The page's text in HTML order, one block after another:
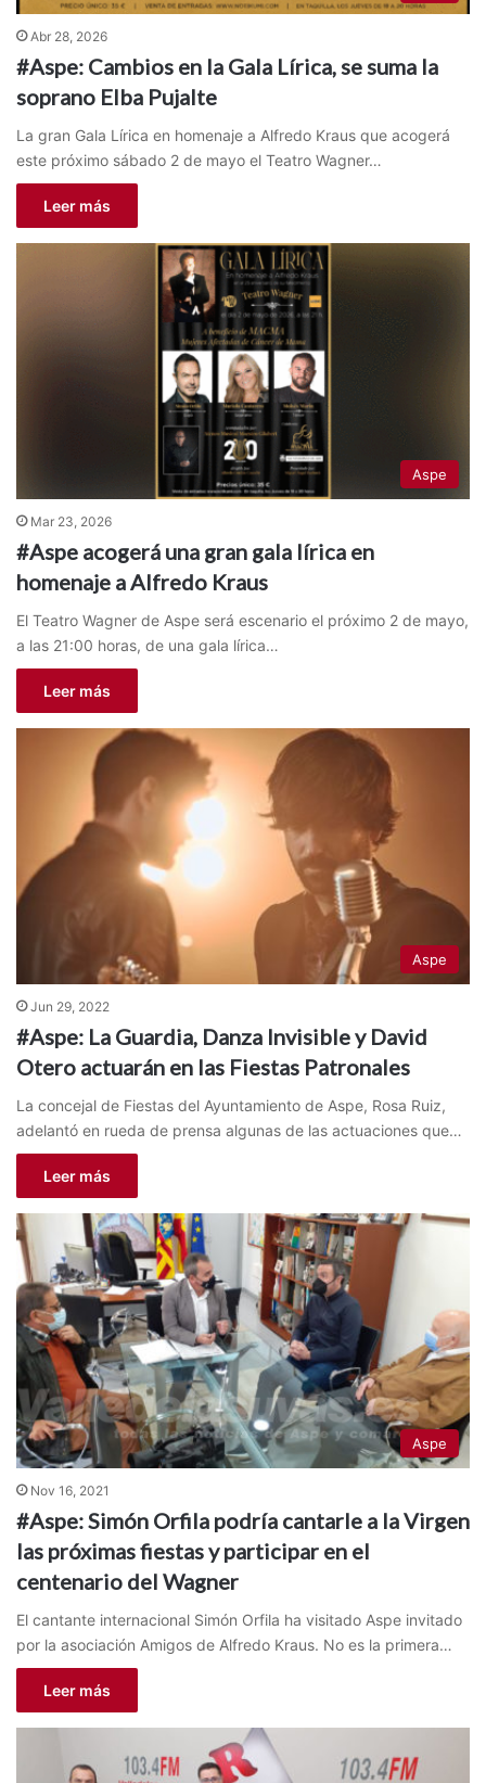
Abr 28, 2026
#Aspe: Cambios en la Gala Lírica, se suma la
soprano Elba Pujalte
La gran Gala Lírica en homenaje a Alfredo Kraus que acogerá
este próximo sábado 2 de mayo el Teatro Wagner…
Leer más
Aspe
Mar 23, 2026
#Aspe acogerá una gran gala lírica en
homenaje a Alfredo Kraus
El Teatro Wagner de Aspe será escenario el próximo 2 de mayo,
a las 21:00 horas, de una gala lírica…
Leer más
Aspe
Jun 29, 2022
#Aspe: La Guardia, Danza Invisible y David
Otero actuarán en las Fiestas Patronales
La concejal de Fiestas del Ayuntamiento de Aspe, Rosa Ruiz,
adelantó en rueda de prensa algunas de las actuaciones que…
Leer más
Aspe
Nov 16, 2021
#Aspe: Simón Orfila podría cantarle a la Virgen
las próximas fiestas y participar en el
centenario del Wagner
El cantante internacional Simón Orfila ha visitado Aspe invitado
por la asociación Amigos de Alfredo Kraus. No es la primera…
Leer más